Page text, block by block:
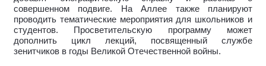
совершенном подвиге. На Аллее также планируют
проводить тематические мероприятия для школьников и
студентов. Просветительскую программу может
дополнить цикл лекций, посвященный службе
зенитчиков в годы Великой Отечественной войны.